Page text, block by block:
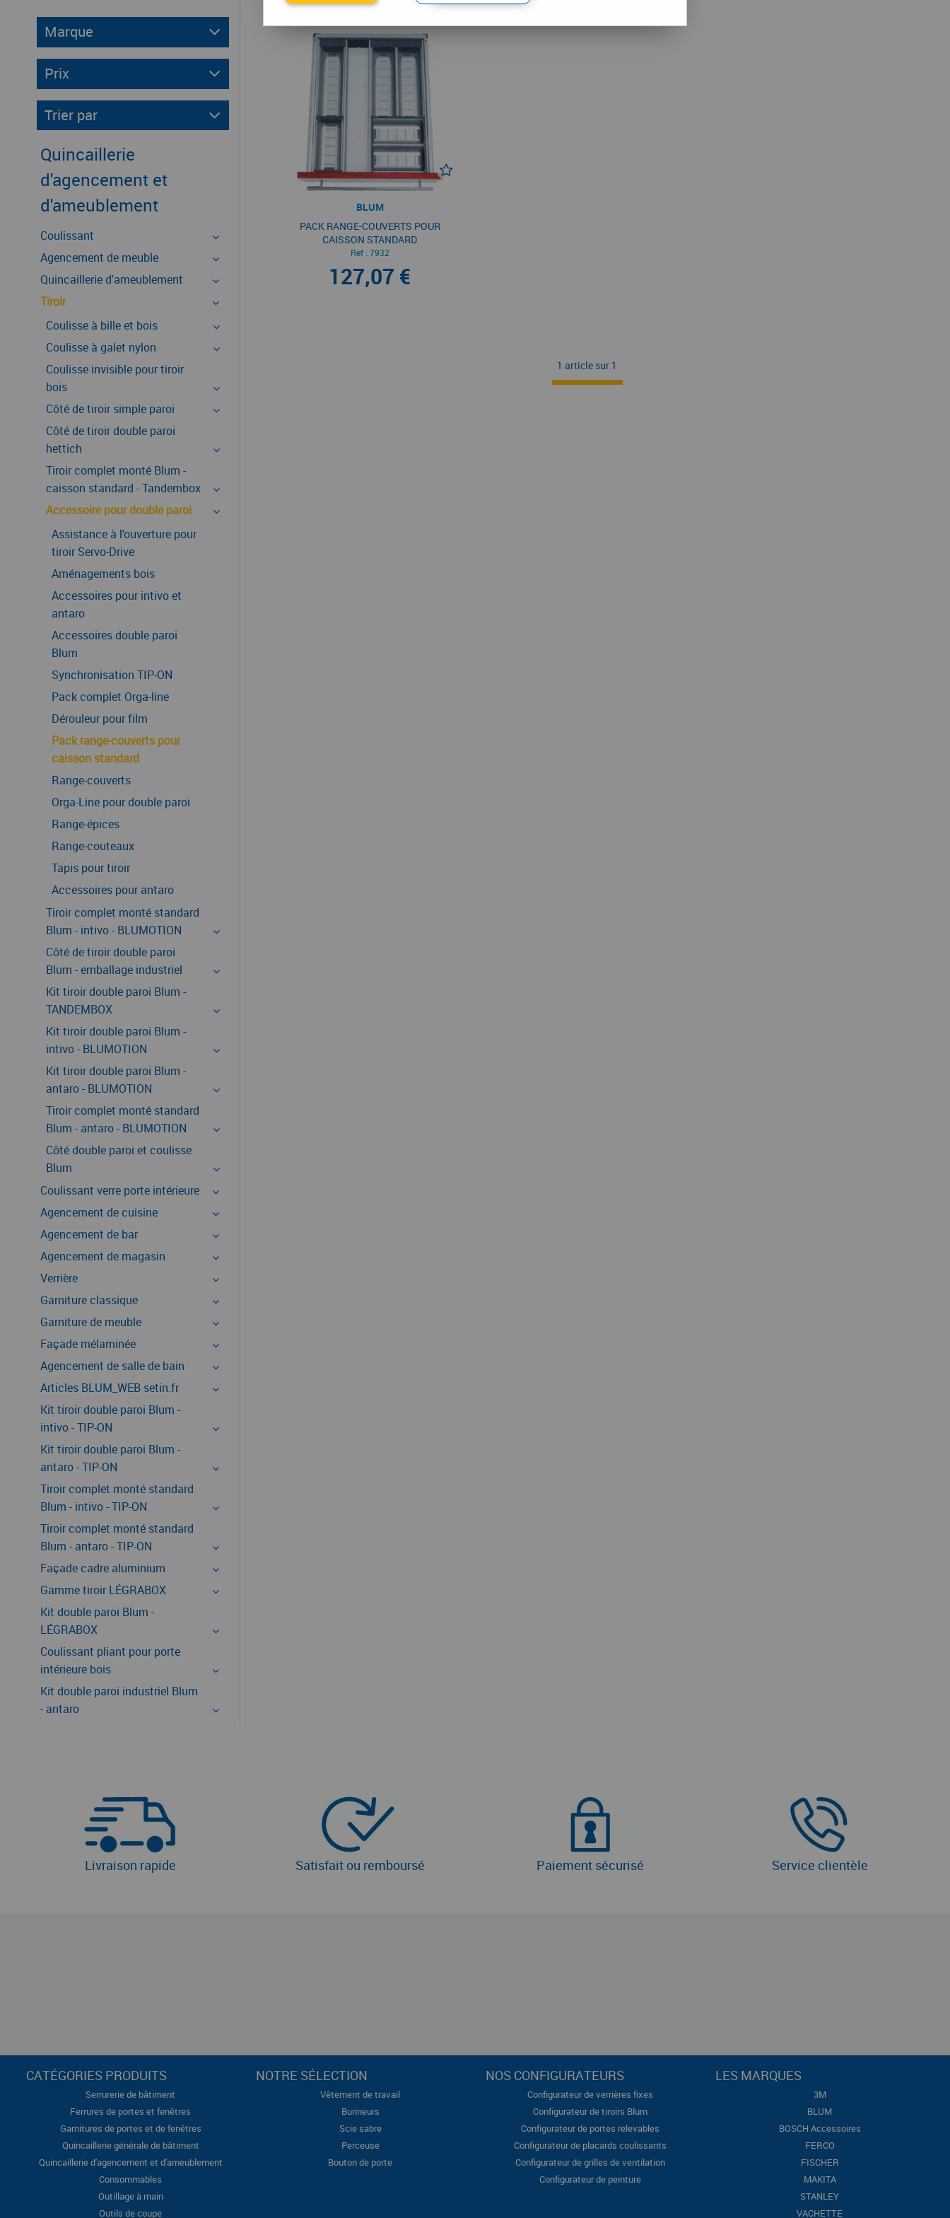
Marque
Prix
Trier par
Quincaillerie
d'agencement et
d'ameublement
Coulissant
Agencement de meuble
Quincaillerie d'ameublement
Tiroir
Coulisse à bille et bois
Coulisse à galet nylon
Coulisse invisible pour tiroir
bois
Côté de tiroir simple paroi
Côté de tiroir double paroi
hettich
Tiroir complet monté Blum -
caisson standard - Tandembox
Accessoire pour double paroi
Assistance à l'ouverture pour
tiroir Servo-Drive
Aménagements bois
Accessoires pour intivo et
antaro
Accessoires double paroi
Blum
Synchronisation TIP-ON
Pack complet Orga-line
Dérouleur pour film
Pack range-couverts pour
caisson standard
Range-couverts
Orga-Line pour double paroi
Range-épices
Range-couteaux
Tapis pour tiroir
Accessoires pour antaro
Tiroir complet monté standard
Blum - intivo - BLUMOTION
Côté de tiroir double paroi
Blum - emballage industriel
Kit tiroir double paroi Blum -
TANDEMBOX
Kit tiroir double paroi Blum -
intivo - BLUMOTION
Kit tiroir double paroi Blum -
antaro - BLUMOTION
Tiroir complet monté standard
Blum - antaro - BLUMOTION
Côté double paroi et coulisse
Blum
Coulissant verre porte intérieure
Agencement de cuisine
Agencement de bar
Agencement de magasin
Verrière
Garniture classique
Garniture de meuble
Façade mélaminée
Agencement de salle de bain
Articles BLUM_WEB setin.fr
Kit tiroir double paroi Blum -
intivo - TIP-ON
Kit tiroir double paroi Blum -
antaro - TIP-ON
Tiroir complet monté standard
Blum - intivo - TIP-ON
Tiroir complet monté standard
Blum - antaro - TIP-ON
Façade cadre aluminium
Gamme tiroir LÉGRABOX
Kit double paroi Blum -
LÉGRABOX
Coulissant pliant pour porte
intérieure bois
Kit double paroi industriel Blum
- antaro
BLUM
PACK RANGE-COUVERTS POUR
CAISSON STANDARD
Ref : 7932
127,07 €
1 article sur 1
Livraison rapide Satisfait ou remboursé Paiement sécurisé Service clientèle
CATÉGORIES PRODUITS
Serrurerie de bâtiment
Ferrures de portes et fenêtres
Garnitures de portes et de fenêtres
Quincaillerie générale de bâtiment
Quincaillerie d'agencement et d'ameublement
Consommables
Outillage à main
Outils de coupe
NOTRE SÉLECTION
Vêtement de travail
Burineurs
Scie sabre
Perceuse
Bouton de porte
NOS CONFIGURATEURS
Configurateur de verrières fixes
Configurateur de tiroirs Blum
Configurateur de portes relevables
Configurateur de placards coulissants
Configurateur de grilles de ventilation
Configurateur de peinture
LES MARQUES
3M
BLUM
BOSCH Accessoires
FERCO
FISCHER
MAKITA
STANLEY
VACHETTE